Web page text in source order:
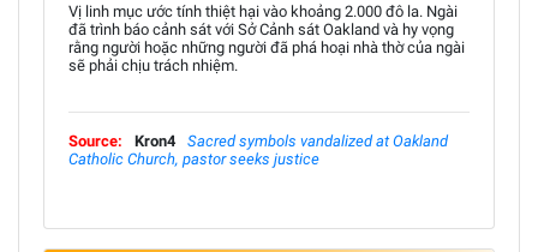
Vị linh mục ước tính thiệt hại vào khoảng 2.000 đô la. Ngài
đã trình báo cảnh sát với Sở Cảnh sát Oakland và hy vọng
rằng người hoặc những người đã phá hoại nhà thờ của ngài
sẽ phải chịu trách nhiệm.
Source: Kron4
Sacred symbols vandalized at Oakland
Catholic Church, pastor seeks justice